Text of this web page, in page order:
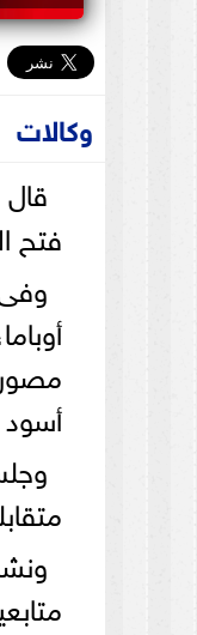
وكالات
قال
فتح
أسود